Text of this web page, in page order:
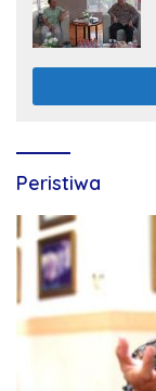
Peristiwa